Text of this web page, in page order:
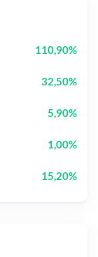
110,90%
32,50%
5,90%
1,00%
15,20%